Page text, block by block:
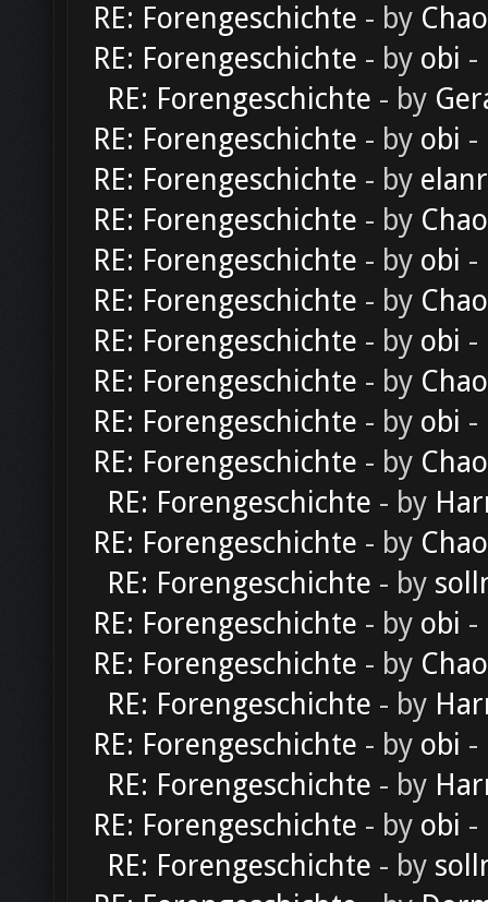
RE: Forengeschichte - by
RE: Forengeschichte - by obi -
RE: Forengeschichte - by
RE: Forengeschichte - by obi -
RE: Forengeschichte - by
RE: Forengeschichte - by
RE: Forengeschichte - by obi -
RE: Forengeschichte - by
RE: Forengeschichte - by obi -
RE: Forengeschichte - by
RE: Forengeschichte - by obi -
RE: Forengeschichte - by
RE: Forengeschichte - by
RE: Forengeschichte - by
RE: Forengeschichte - by
RE: Forengeschichte - by obi -
RE: Forengeschichte - by
RE: Forengeschichte - by
RE: Forengeschichte - by obi -
RE: Forengeschichte - by
RE: Forengeschichte - by obi -
RE: Forengeschichte - by